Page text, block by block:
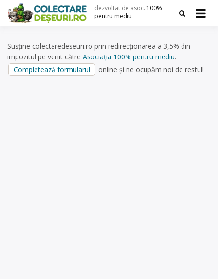
content
dezvoltat de asoc. 100%
pentru mediu
Susține colectaredeseuri.ro prin redirecționarea a 3,5% din
impozitul pe venit către Asociația 100% pentru mediu.
Completează formularul
online și ne ocupăm noi de restul!